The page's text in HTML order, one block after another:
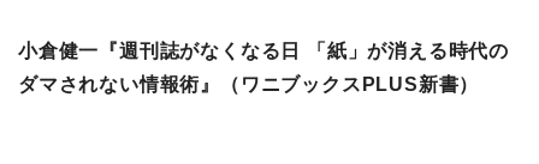
小倉健一『週刊誌がなくなる日 「紙」が消える時代の
ダマされない情報術』（ワニブックスPLUS新書）